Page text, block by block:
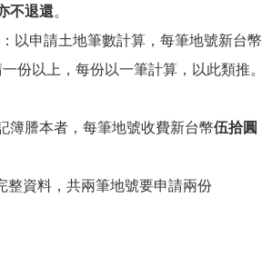
退還。
以申請土地筆數計算，每筆地號新台幣
一份以上，每份以一筆計算，以此類推。
謄本者，每筆地號收費新台幣伍拾圓
資料，共兩筆地號要申請兩份